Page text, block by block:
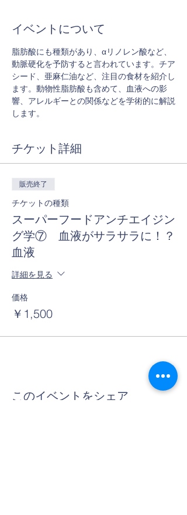
イベントについて
脂肪酸にも種類があり、αリノレン酸など、
動脈硬化を予防すると言われています。チア
シード、亜麻仁油など、注目の食材を紹介し
ます。動物性脂肪酸も含めて、血液への影
響、アレルギーとの関係などを学術的に解説
します。
チケット詳細
販売終了
チケットの種類
スーパーフードアンチエイジン
グ学⑦ 血液がサラサラに！？
血液
詳細を見る
価格
￥1,500
このイベントをシェア